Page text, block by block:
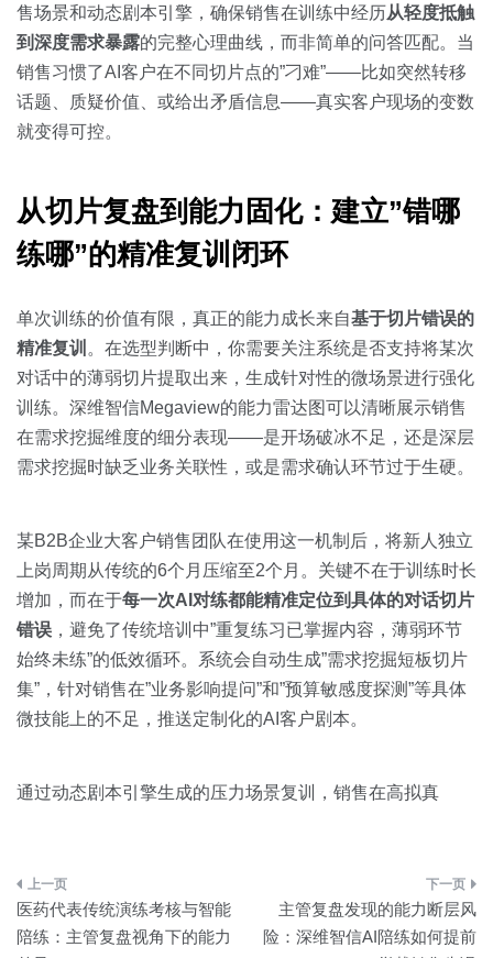
售场景和动态剧本引擎，确保销售在训练中经历从轻度抵触
到深度需求暴露的完整心理曲线，而非简单的问答匹配。当
销售习惯了AI客户在不同切片点的”刁难”——比如突然转移
话题、质疑价值、或给出矛盾信息——真实客户现场的变数
就变得可控。
从切片复盘到能力固化：建立”错哪
练哪”的精准复训闭环
单次训练的价值有限，真正的能力成长来自基于切片错误的
精准复训 。在选型判断中，你需要关注系统是否支持将某次
对话中的薄弱切片提取出来，生成针对性的微场景进行强化
训练。深维智信Megaview的能力雷达图可以清晰展示销售
在需求挖掘维度的细分表现——是开场破冰不足，还是深层
需求挖掘时缺乏业务关联性，或是需求确认环节过于生硬。
某B2B企业大客户销售团队在使用这一机制后，将新人独立
上岗周期从传统的6个月压缩至2个月。关键不在于训练时长
增加，而在于每一次AI对练都能精准定位到具体的对话切片
错误 ，避免了传统培训中”重复练习已掌握内容，薄弱环节
始终未练”的低效循环。系统会自动生成”需求挖掘短板切片
集”，针对销售在”业务影响提问”和”预算敏感度探测”等具体
微技能上的不足，推送定制化的AI客户剧本。
通过动态剧本引擎生成的压力场景复训，销售在高拟真
文
章
医药代表传统演练考核与智能
陪练：主管复盘视角下的能力
主管复盘发现的能力断层风
险：深维智信AI陪练如何提前